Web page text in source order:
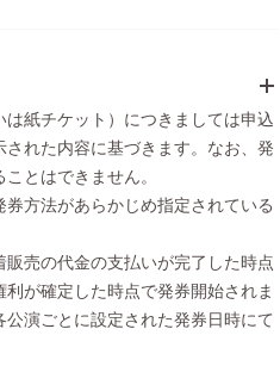
紙チケット）につきましては申込
れた内容に基づきます。なお、発
とはできません。
方法があらかじめ指定されている
売の代金の支払いが完了した時点
が確定した時点で発券開始されま
演ごとに設定された発券日時にて